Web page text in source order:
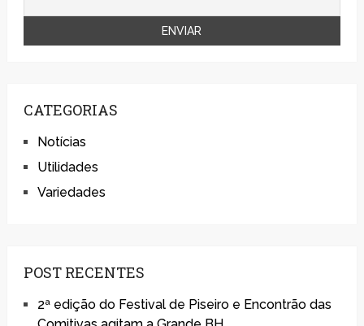
CATEGORIAS
Notícias
Utilidades
Variedades
POST RECENTES
2ª edição do Festival de Piseiro e Encontrão das